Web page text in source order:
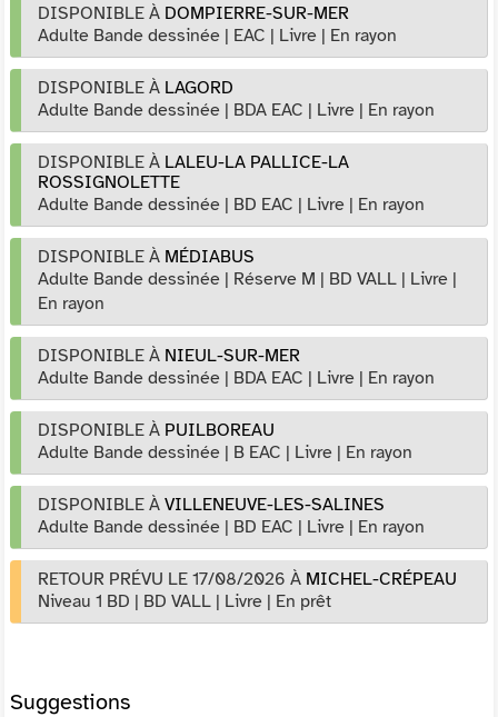
DISPONIBLE À DOMPIERRE-SUR-MER
Adulte Bande dessinée | EAC | Livre | En rayon
DISPONIBLE À LAGORD
Adulte Bande dessinée | BDA EAC | Livre | En rayon
DISPONIBLE À LALEU-LA PALLICE-LA
ROSSIGNOLETTE
Adulte Bande dessinée | BD EAC | Livre | En rayon
DISPONIBLE À MÉDIABUS
Adulte Bande dessinée | Réserve M | BD VALL | Livre |
En rayon
DISPONIBLE À NIEUL-SUR-MER
Adulte Bande dessinée | BDA EAC | Livre | En rayon
DISPONIBLE À PUILBOREAU
Adulte Bande dessinée | B EAC | Livre | En rayon
DISPONIBLE À VILLENEUVE-LES-SALINES
Adulte Bande dessinée | BD EAC | Livre | En rayon
RETOUR PRÉVU LE 17/08/2026 À MICHEL-CRÉPEAU
Niveau 1 BD | BD VALL | Livre | En prêt
Suggestions